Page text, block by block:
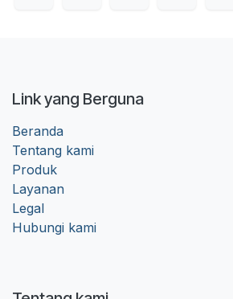
Link yang Berguna
Beranda
Tentang kami
Produk
Layanan
Legal
Hubungi kami